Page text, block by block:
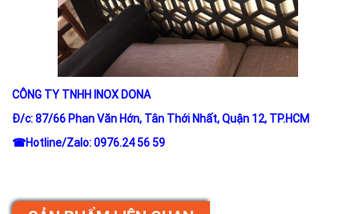
CÔNG TY TNHH INOX DONA
Đ/c: 87/66 Phan Văn Hớn, Tân Thới Nhất, Quận 12, TP.HCM
☎Hotline/Zalo: 0976.24 56 59